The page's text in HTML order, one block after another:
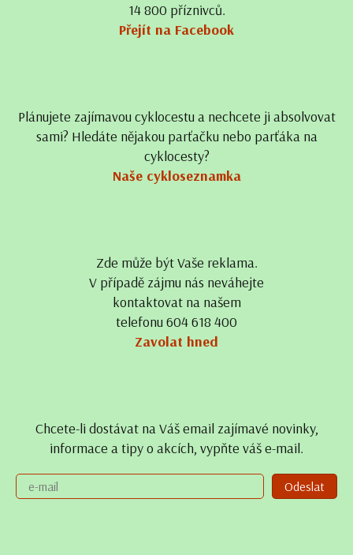
14 800 příznivců.
Přejít na Facebook
Plánujete zajímavou cyklocestu a nechcete ji absolvovat
sami? Hledáte nějakou parťačku nebo parťáka na
cyklocesty?
Naše cykloseznamka
Zde může být Vaše reklama.
V případě zájmu nás neváhejte
kontaktovat na našem
telefonu 604 618 400
Zavolat hned
Chcete-li dostávat na Váš email zajímavé novinky,
informace a tipy o akcích, vypňte váš e-mail.
Odeslat